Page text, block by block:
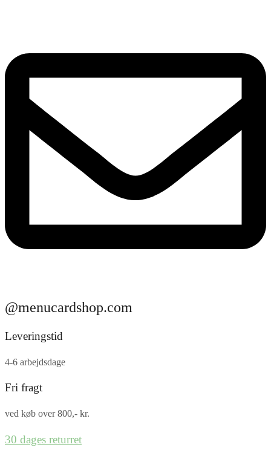
@menucardshop.com
Leveringstid
4-6 arbejdsdage
Fri fragt
ved køb over 800,- kr.
30 dages returret